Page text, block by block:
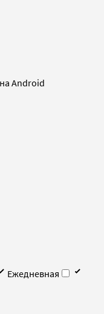
Android
Ежедневная